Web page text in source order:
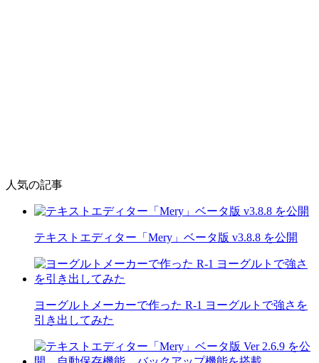
人気の記事
テキストエディター「Mery」ベータ版 v3.8.8 を公開
ヨーグルトメーカーで作った R-1 ヨーグルトで強さを
引き出してみた